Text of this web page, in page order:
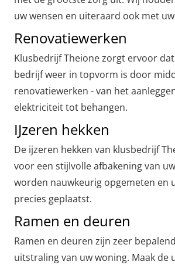
uw wensen en uiteraard ook met
Renovatiewerken
Klusbedrijf Theione zorgt ervoor
bedrijf weer in topvorm is door
renovatiewerken - van het
elektriciteit tot behangen.
IJzeren hekken
De ijzeren hekken van klusbedrijf
voor een stijlvolle afbakening van
worden nauwkeurig opgemeten en
precies geplaatst.
Ramen en deuren
Ramen en deuren zijn zeer
uitstraling van uw woning. Maak de